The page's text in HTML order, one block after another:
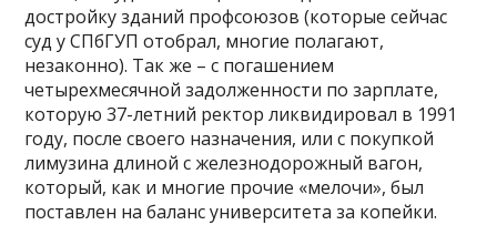
достройку зданий профсоюзов (которые сейчас
суд у СПбГУП отобрал, многие полагают,
незаконно). Так же – с погашением
четырехмесячной задолженности по зарплате,
которую 37-летний ректор ликвидировал в 1991
году, после своего назначения, или с покупкой
лимузина длиной с железнодорожный вагон,
который, как и многие прочие «мелочи», был
поставлен на баланс университета за копейки.